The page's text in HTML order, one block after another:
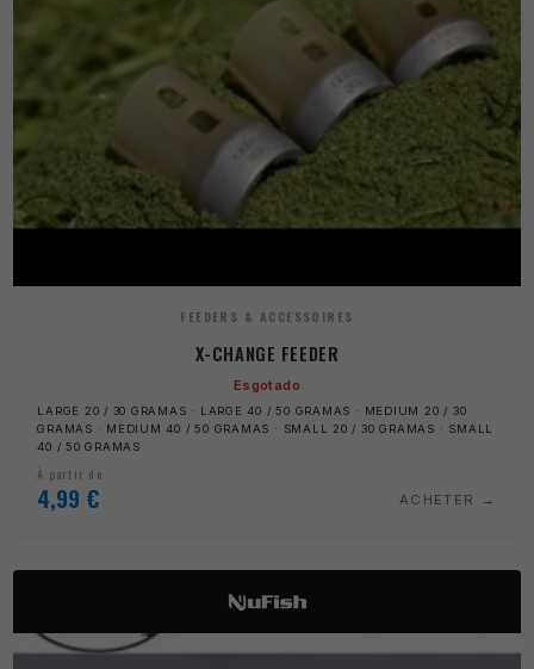
FEEDERS & ACCESSOIRES
X-CHANGE FEEDER
Esgotado
LARGE 20 / 30 GRAMAS · LARGE 40 / 50 GRAMAS · MEDIUM 20 / 30
GRAMAS · MEDIUM 40 / 50 GRAMAS · SMALL 20 / 30 GRAMAS · SMALL
40 / 50 GRAMAS
À partir de
4,99 € ACHETER